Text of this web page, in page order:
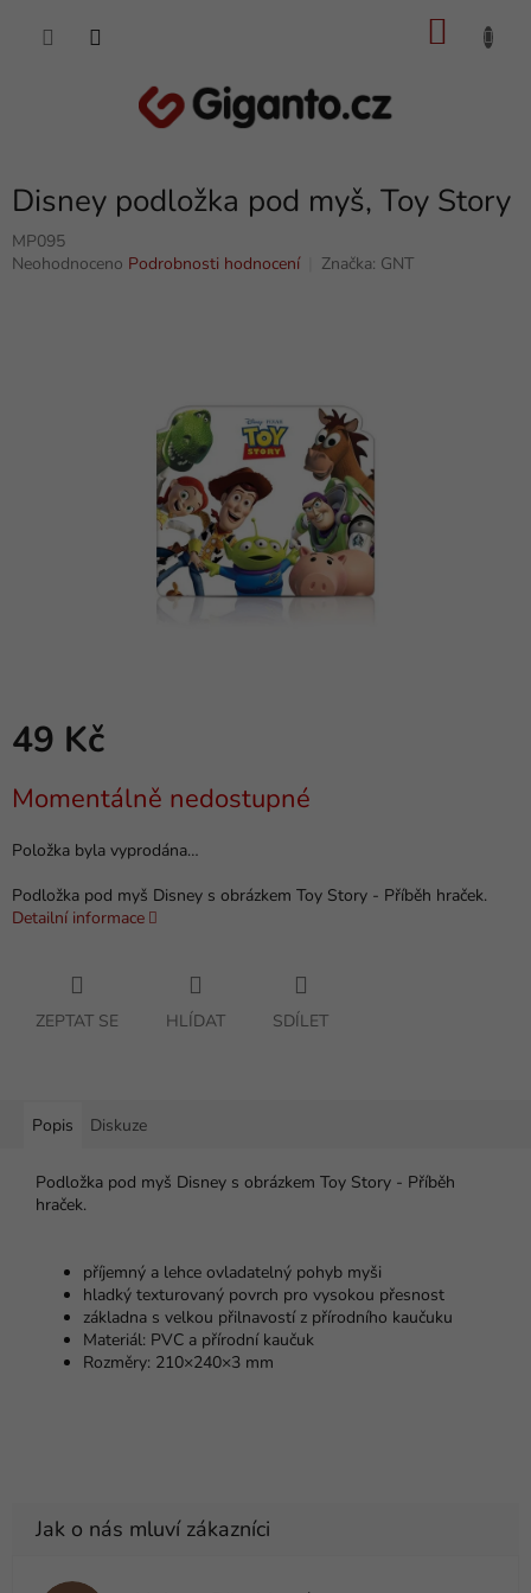
Disney podložka pod myš, Toy Story
MP095
Průměrné
Neohodnoceno Podrobnosti hodnocení Značka: GNT
49 Kč
cena:
Momentálně nedostupné
Položka byla vyprodána…
Podložka pod myš Disney s obrázkem Toy Story - Příběh hraček.
Detailní informace
ZEPTAT SE HLÍDAT SDÍLET
Popis Diskuze
Podložka pod myš Disney s obrázkem Toy Story - Příběh
hraček.
příjemný a lehce ovladatelný pohyb myši
hladký texturovaný povrch pro vysokou přesnost
základna s velkou přilnavostí z přírodního kaučuku
Materiál: PVC a přírodní kaučuk
Rozměry: 210×240×3 mm